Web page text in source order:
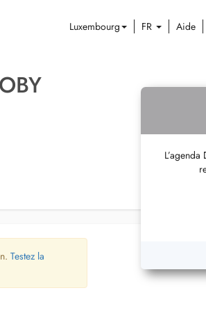
Luxembourg FR Aide
Testez la